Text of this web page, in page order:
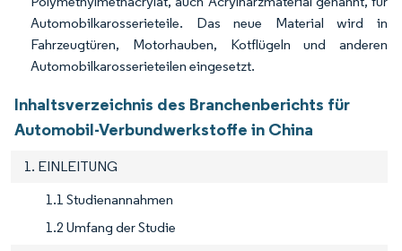
Automobilkarosserieteile. Das neue Material wird in
Fahrzeugtüren, Motorhauben, Kotflügeln und anderen
Automobilkarosserieteilen eingesetzt.
Inhaltsverzeichnis des Branchenberichts für
Automobil-Verbundwerkstoffe in China
1. EINLEITUNG
1.1 Studienannahmen
1.2 Umfang der Studie